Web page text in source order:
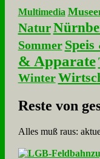
Multimedia
Natur
Sommer
& Apparate
Winter
Re­ste von
Alles muß raus: